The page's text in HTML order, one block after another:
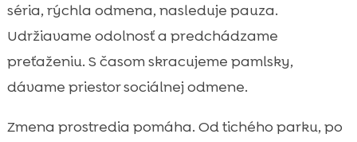
séria, rýchla odmena, nasleduje pauza.
Udržiavame odolnosť a predchádzame
preťaženiu. S časom skracujeme pamlsky,
dávame priestor sociálnej odmene.
Zmena prostredia pomáha. Od tichého parku, po